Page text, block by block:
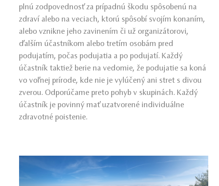
plnú zodpovednosť za prípadnú škodu spôsobenú na
zdraví alebo na veciach, ktorú spôsobí svojím konaním,
alebo vznikne jeho zavinením či už organizátorovi,
ďalším účastníkom alebo tretím osobám pred
podujatím, počas podujatia a po podujatí. Každý
účastník taktiež berie na vedomie, že podujatie sa koná
vo voľnej prírode, kde nie je vylúčený ani stret s divou
zverou. Odporúčame preto pohyb v skupinách. Každý
účastník je povinný mať uzatvorené individuálne
zdravotné poistenie.